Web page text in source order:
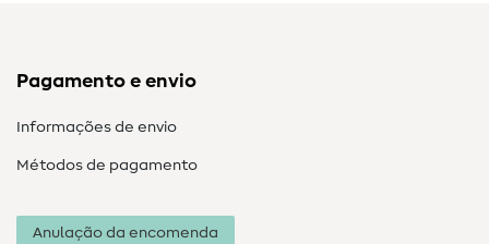
Pagamento e envio
Informações de envio
Métodos de pagamento
Anulação da encomenda